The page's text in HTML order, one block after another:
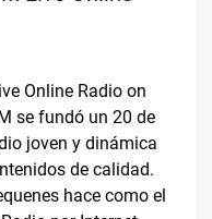
Online Radio on
se fundó un 20 de
joven y dinámica
de calidad.
hace como el